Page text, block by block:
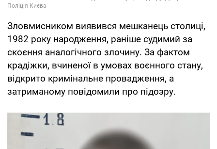
Зловмисником виявився мешканець столиці,
1982 року народження, раніше судимий за
скоєння аналогічного злочину. За фактом
крадіжки, вчиненої в умовах воєнного стану,
відкрито кримінальне провадження, а
затриманому повідомили про підозру.